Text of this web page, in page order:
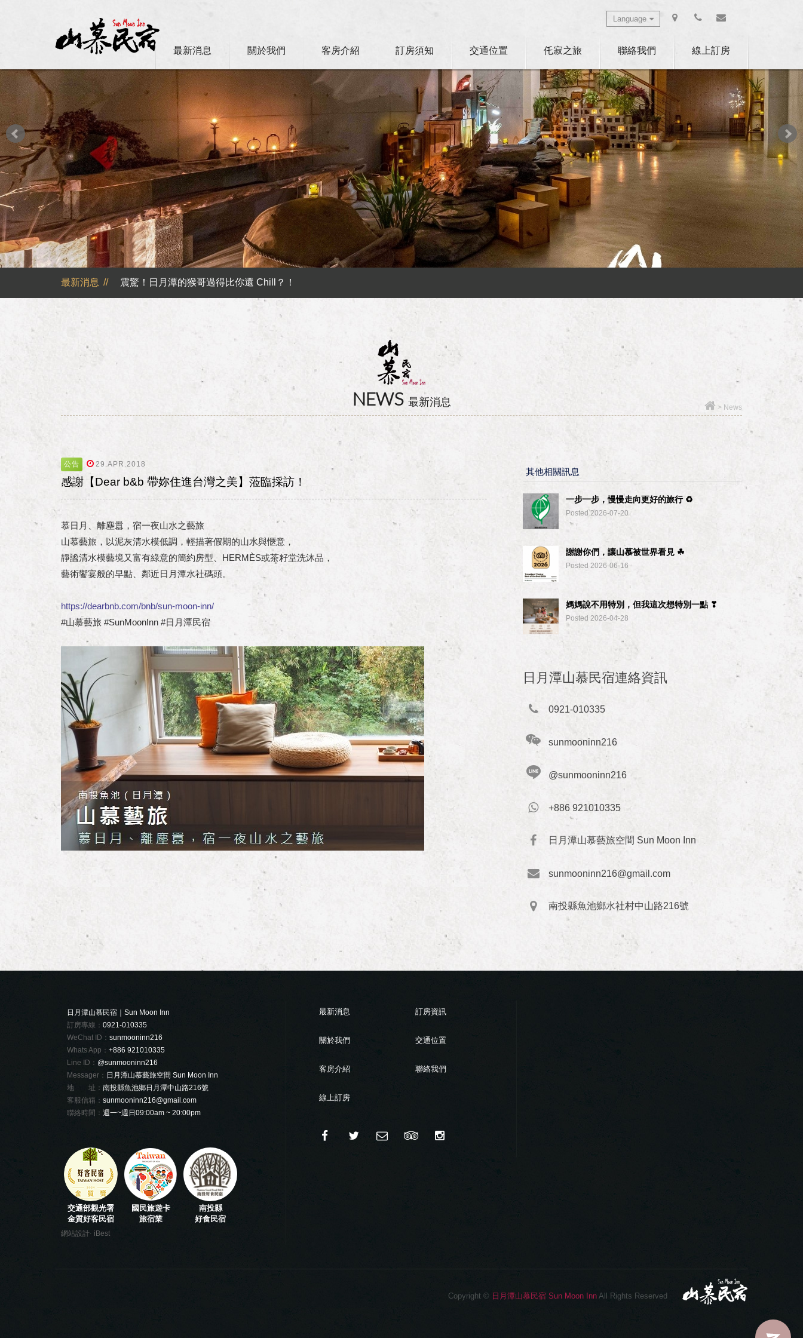
Language
Select Language
最新消息 關於我們 客房介紹 訂房須知 交通位置 仛寂之旅 聯絡我們 線上訂房
最新消息 //
日月潭山慕民宿超挺你，國民旅遊卡訂房獨家優惠專案同時啟動！
震驚！日月潭的猴哥過得比你還 Chill？！
山慕藝旅不再主動提供一次性旅宿用品 ♻︎
日月潭山慕民宿超挺你，官網訂房獨享優惠專案！！ Preferential Program that you shouldn't miss!!
日月潭山慕民宿超挺你，國民旅遊卡訂房獨家優惠專案同時啟動！
震驚！日月潭的猴哥過得比你還 Chill？！
NEWS 最新消息 > News
公告 29.APR.2018
感謝【Dear b&b 帶妳住進台灣之美】蒞臨採訪！
慕日月、離塵囂，宿一夜山水之藝旅
山慕藝旅，以泥灰清水模低調，輕描著假期的山水與愜意，
靜謐清水模藝境又富有綠意的簡約房型、HERMÈS或茶籽堂洗沐品，
藝術饗宴般的早點、鄰近日月潭水社碼頭。
https://dearbnb.com/bnb/sun-moon-inn/
#山慕藝旅 #SunMoonInn #日月潭民宿
其他相關訊息
一步一步，慢慢走向更好的旅行 ♻︎
Posted 2026-07-20
謝謝你們，讓山慕被世界看見 ☘︎
Posted 2026-06-16
媽媽說不用特別，但我這次想特別一點 ❣
Posted 2026-04-28
日月潭山慕民宿連絡資訊
0921-010335
sunmooninn216
@sunmooninn216
+886 921010335
日月潭山慕藝旅空間 Sun Moon Inn
sunmooninn216@gmail.com
南投縣魚池鄉水社村中山路216號
日月潭山慕民宿｜Sun Moon Inn
訂房專線： 0921-010335
WeChat ID： sunmooninn216
Whats App： +886 921010335
Line ID： @sunmooninn216
Messager： 日月潭山慕藝旅空間 Sun Moon Inn
地 址： 南投縣魚池鄉日月潭中山路216號
客服信箱： sunmooninn216@gmail.com
聯絡時間： 週一~週日09:00am ~ 20:00pm
交通部觀光署
金質好客民宿
國民旅遊卡
旅宿業
南投縣
好食民宿
網站設計‧ iBest
最新消息 訂房資訊
關於我們 交通位置
客房介紹 聯絡我們
線上訂房
Copyright © 日月潭山慕民宿 Sun Moon Inn All Rights Reserved